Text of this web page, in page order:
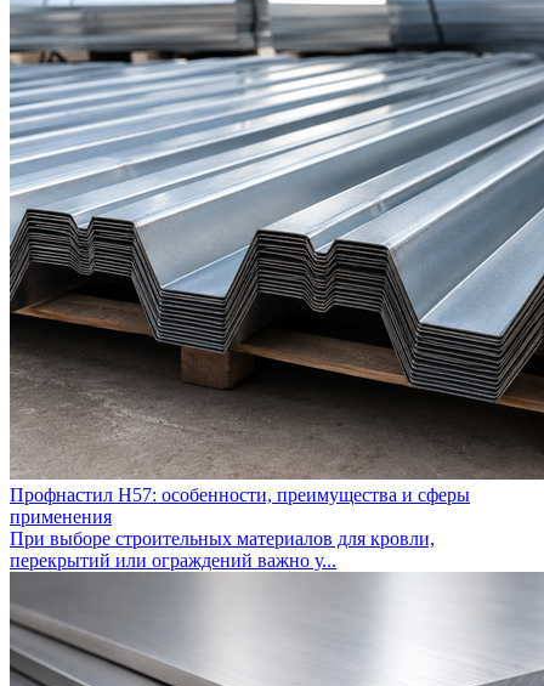
Профнастил Н57: особенности, преимущества и сферы
применения
При выборе строительных материалов для кровли,
перекрытий или ограждений важно у...